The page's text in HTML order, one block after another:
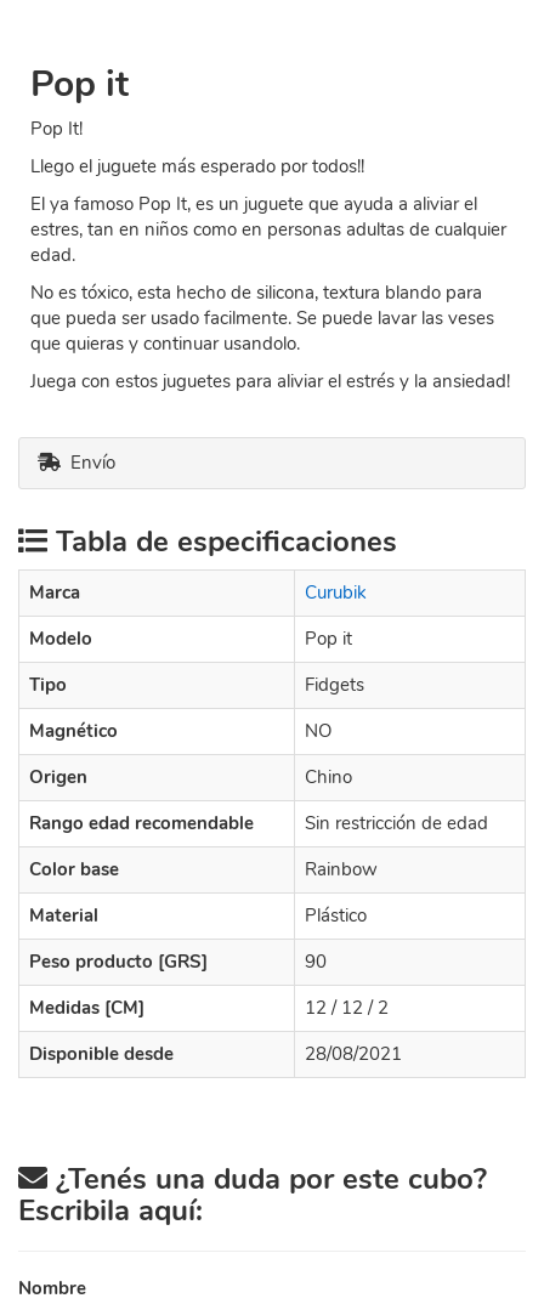
Pop it
Pop It!
Llego el juguete más esperado por todos!!
El ya famoso Pop It, es un juguete que ayuda a aliviar el
estres, tan en niños como en personas adultas de cualquier
edad.
No es tóxico, esta hecho de silicona, textura blando para
que pueda ser usado facilmente. Se puede lavar las veses
que quieras y continuar usandolo.
Juega con estos juguetes para aliviar el estrés y la ansiedad!
Envío
Tabla de especificaciones
Marca
Curubik
Modelo
Pop it
Tipo
Fidgets
Magnético
NO
Origen
Chino
Rango edad recomendable
Sin restricción de edad
Color base
Rainbow
Material
Plástico
Peso producto [GRS]
90
Medidas [CM]
12 / 12 / 2
Disponible desde
28/08/2021
¿Tenés una duda por este cubo?
Escribila aquí:
Nombre